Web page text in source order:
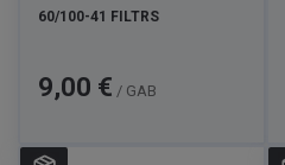
60/100-41 FILTRS
Cena
9,00 € / GAB